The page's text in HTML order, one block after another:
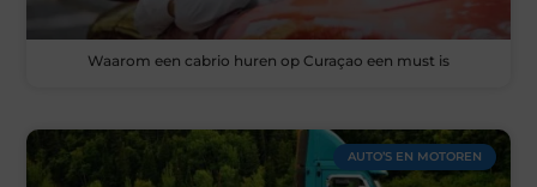
Waarom een cabrio huren op Curaçao een must is
AUTO’S EN MOTOREN